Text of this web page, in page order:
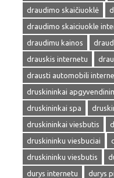
draudimo skaičiuoklė
draudimo skaiciuokle
draudimu kainos
drauskis internetu
drausti automobili
druskininkai
druskininkai spa
druskininkai viesbutis
druskininku viesbuciai
druskininku viesbutis
durys internetu
durys